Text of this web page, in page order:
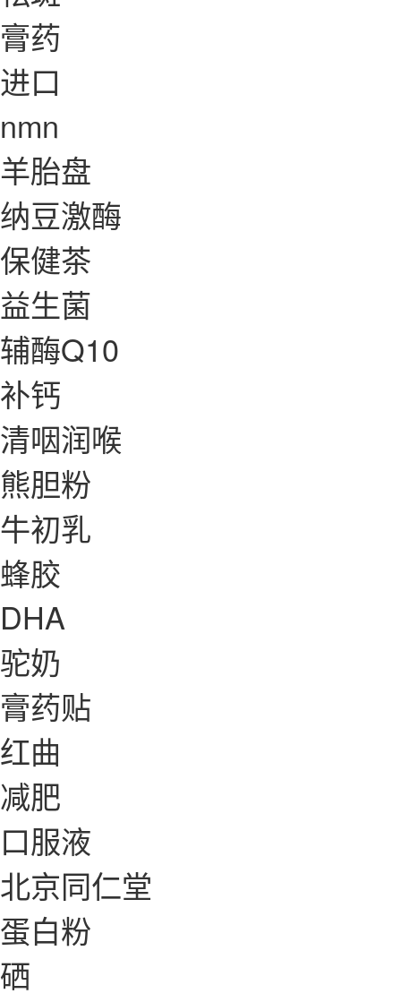
膏药
进口
nmn
羊胎盘
纳豆激酶
保健茶
益生菌
辅酶Q10
补钙
清咽润喉
熊胆粉
牛初乳
蜂胶
DHA
驼奶
膏药贴
红曲
减肥
口服液
北京同仁堂
蛋白粉
硒